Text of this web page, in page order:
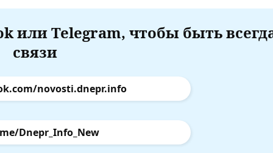
или Telegram, чтобы быть
связи
novosti.dnepr.info
Dnepr_Info_New